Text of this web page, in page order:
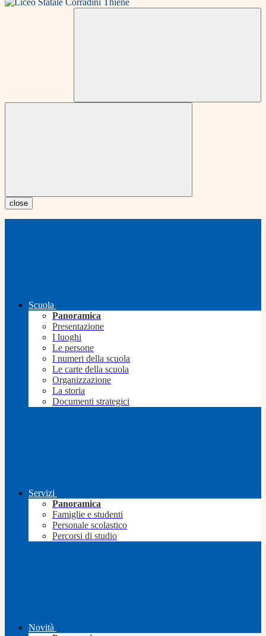
close
Scuola
Panoramica
Presentazione
I luoghi
Le persone
I numeri della scuola
Le carte della scuola
Organizzazione
La storia
Documenti strategici
Servizi
Panoramica
Famiglie e studenti
Personale scolastico
Percorsi di studio
Novità